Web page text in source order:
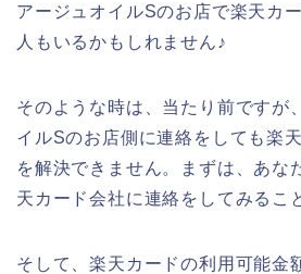
アージュオイルSのお店で楽天カ
人もいるかもしれません♪
そのような時は、当たり前ですが
イルSのお店側に連絡をしても楽
を解決できません。まずは、あな
天カード会社に連絡をしてみるこ
そして、楽天カードの利用可能金